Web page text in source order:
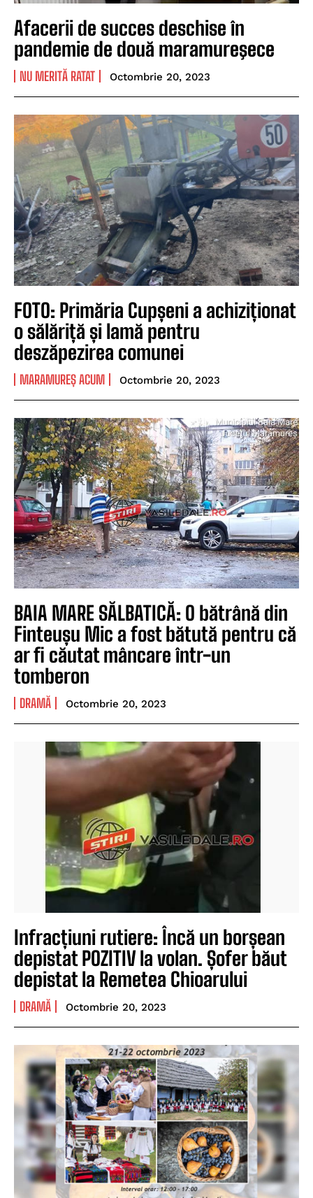
Afacerii de succes deschise în
pandemie de două maramureşece
NU MERITĂ RATAT Octombrie 20, 2023
FOTO: Primăria Cupșeni a achiziționat
o sălăriță și lamă pentru
deszăpezirea comunei
MARAMUREȘ ACUM Octombrie 20, 2023
BAIA MARE SĂLBATICĂ: O bătrână din
Finteușu Mic a fost bătută pentru că
ar fi căutat mâncare într-un
tomberon
DRAMĂ Octombrie 20, 2023
Infracțiuni rutiere: Încă un borșean
depistat POZITIV la volan. Șofer băut
depistat la Remetea Chioarului
DRAMĂ Octombrie 20, 2023